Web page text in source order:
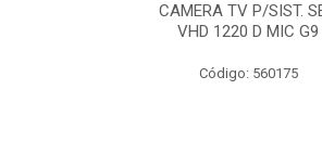
CAMERA TV P/SIST.
VHD 1220 D MIC G9
Código: 560175